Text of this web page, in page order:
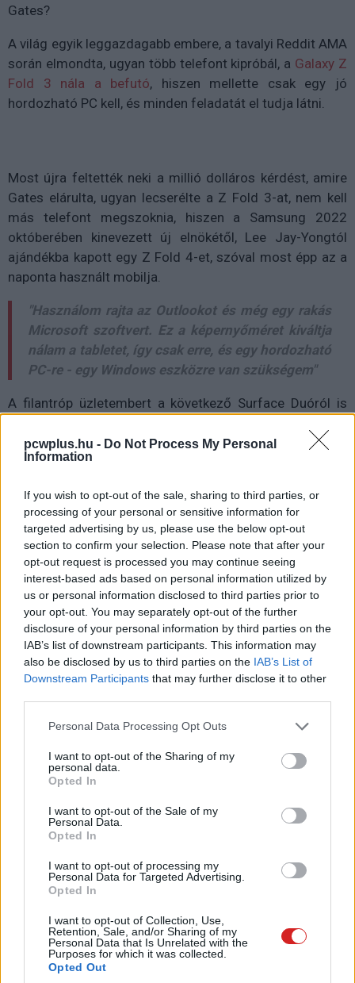
pcwplus.hu - Do Not Process My Personal
Information
If you wish to opt-out of the sale, sharing to third parties, or
processing of your personal or sensitive information for
targeted advertising by us, please use the below opt-out
section to confirm your selection. Please note that after your
opt-out request is processed you may continue seeing
interest-based ads based on personal information utilized by
us or personal information disclosed to third parties prior to
your opt-out. You may separately opt-out of the further
disclosure of your personal information by third parties on the
IAB’s list of downstream participants. This information may
also be disclosed by us to third parties on the IAB’s List of
Downstream Participants that may further disclose it to other
Please note that this website/app uses one or more Google
not limited to your visit or usage behaviour. You may click to
grant or deny consent to Google and its third-party tags to
use your data for below specified purposes in below Google
consent section.
Personal Data Processing Opt Outs
I want to opt-out of the Sharing of my
personal data.
Opted In
I want to opt-out of the Sale of my
Personal Data.
Opted In
I want to opt-out of processing my
Personal Data for Targeted Advertising.
Opted In
I want to opt-out of Collection, Use,
Retention, Sale, and/or Sharing of my
Personal Data that Is Unrelated with the
Purposes for which it was collected.
Opted Out
Gates?
A világ egyik leggazdagabb embere, a tavalyi Reddit AMA
során elmondta, ugyan több telefont kipróbál, a Galaxy Z
Fold 3 nála a befutó, hiszen mellette csak egy jó
hordozható PC kell, és minden feladatát el tudja látni.
Most újra feltették neki a millió dolláros kérdést, amire
Gates elárulta, ugyan lecserélte a Z Fold 3-at, nem kell
más telefont megszoknia, hiszen a Samsung 2022
októberében kinevezett új elnökétől, Lee Jay-Yongtól
ajándékba kapott egy Z Fold 4-et, szóval most épp az a
naponta használt mobilja.
"Használom rajta az Outlookot és még egy rakás
Microsoft szoftvert. Ez a képernyőméret kiváltja
nálam a tabletet, így csak erre, és egy hordozható
PC-re - egy Windows eszközre van szükségem"
A filantróp üzletembert a következő Surface Duóról is
akart) semmilyen információval szolgálni arról a
pletykáról, hogy tényleg dobják-e idén a kétképernyős
Pulzusméréssel segíti a biztonságos mozgást az új
balatoni kardioösvény (X)
4 és egy 8 km-es egészségügyi tanösvény nyílt
Balatonalmádiban.
Címkék: #bill gates #samsung #z fold 4
5+3 Spotify-trükk, amit
valószínűleg nem ismertél
Kedvencekhez
Andersen Dávid |2023 január 29. 13:04
A népszerű zenei streamingplatform tartogat
pár ügyes funkciót, ha tudod, hol keresd.